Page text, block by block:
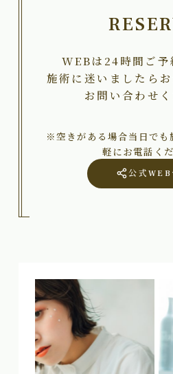
WEBは24時間ご予
施術に迷いましたら
お問い合わせく
※空きがある場合当日でも
軽にお電話くだ
公式WEB